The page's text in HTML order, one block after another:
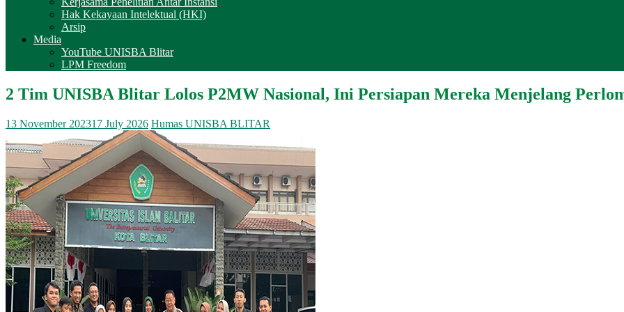
Hak Kekayaan Intelektual (HKI)
Arsip
Media
YouTube UNISBA Blitar
LPM Freedom
2 Tim UNISBA Blitar Lolos P2MW Nasional, Ini Persiapan Mereka Menjelang
13 November 202317 July 2026 Humas UNISBA BLITAR